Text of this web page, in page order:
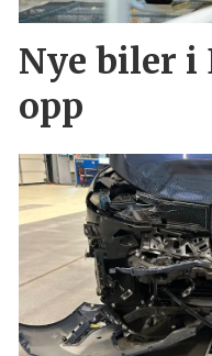
Nye biler i
opp